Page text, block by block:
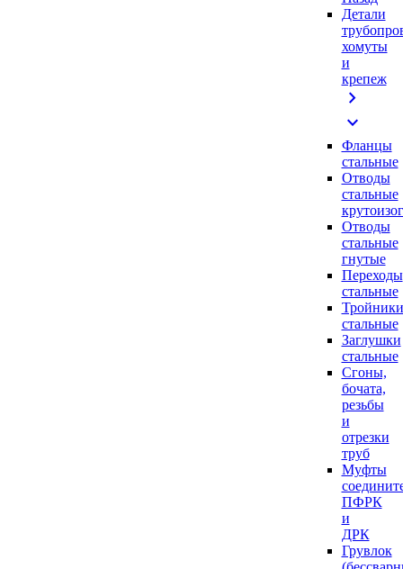
Детали
хомуты
и
крепеж
chevron_right
expand_more
Фланцы
стальные
Отводы
стальные
Отводы
стальные
гнутые
Переходы
стальные
Тройники
стальные
Заглушки
стальные
Сгоны,
бочата,
резьбы
и
отрезки
труб
Муфты
ПФРК
и
ДРК
Грувлок